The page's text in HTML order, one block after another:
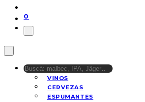
0
VINOS
CERVEZAS
ESPUMANTES